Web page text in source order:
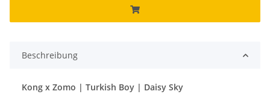
Beschreibung
Kong x Zomo | Turkish Boy | Daisy Sky